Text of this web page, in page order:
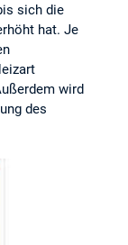
sich die
hat. Je
wird
des